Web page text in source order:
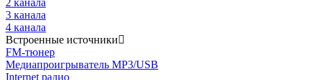
2 канала
3 канала
4 канала
Встроенные источники
FM-тюнер
Медиапроигрыватель MP3/USB
Internet радио